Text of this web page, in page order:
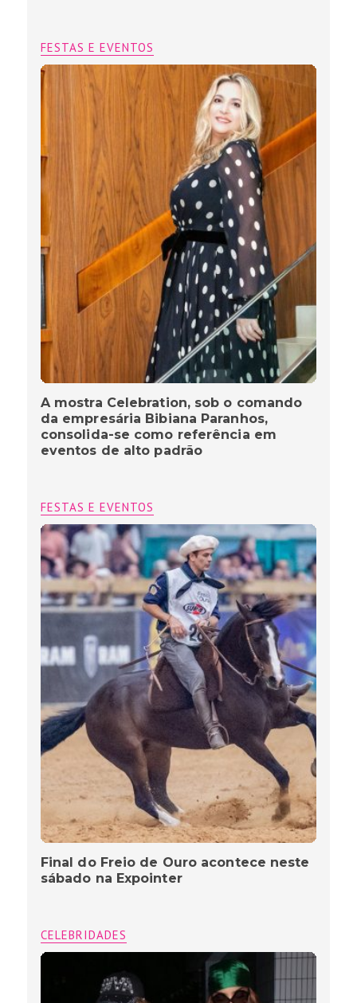
FESTAS E EVENTOS
A mostra Celebration, sob o comando
da empresária Bibiana Paranhos,
consolida-se como referência em
eventos de alto padrão
FESTAS E EVENTOS
Final do Freio de Ouro acontece neste
sábado na Expointer
CELEBRIDADES